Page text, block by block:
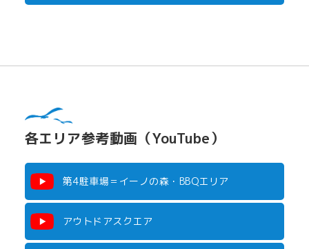
各エリア参考動画（YouTube）
第4駐車場＝イーノの森・BBQエリア
アウトドアスクエア